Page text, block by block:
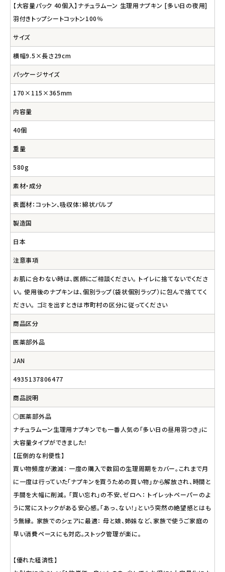
【大容量パック 40個入】ナチュラムーン 生理用ナプキン [多い日の夜用]
羽付きトップシートコットン100％
サイズ
横幅9.5×長さ29cm
パッケージサイズ
170×115×365mm
内容量
40個
重量
580g
素材・成分
表面材：コットン、吸収体：綿状パルプ
製造国
日本
注意事項
お肌に合わない時は、医師にご相談ください。 トイレに捨てないでくださ
い。 使用後のナプキンは、個別ラップ（袋状個別ラップ）に包んで捨ててく
ださい。 ゴミを出すときは市町村の区分に従ってください
商品区分
医薬部外品
JAN
4935137806477
商品説明
○医薬部外品
ナチュラムーン生理用ナプキンでも一番人気の「多い日の昼用羽つき」に
大容量タイプができました！
【圧倒的な利便性】
買い物頻度が激減： 一度の購入で数回の生理周期をカバー。これまで月
に一度は行っていた「ナプキンを買うための買い物」から解放され、時間と
手間を大幅に削減。 「買い忘れ」の不安、ゼロへ： トイレットペーパーのよ
うに常にストックがある安心感。「あっ、ない！」という突然の絶望感とはも
う無縁。 家族でのシェアに最適： 母と娘、姉妹など、家族で使うご家庭の
早い消費ペースにも対応。ストック管理が楽に。
【優れた経済性】